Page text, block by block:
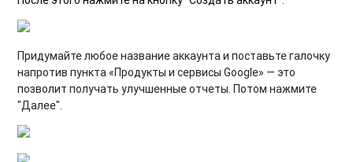
Придумайте любое название аккаунта и поставьте галочку
напротив пункта «Продукты и сервисы Google» — это
позволит получать улучшенные отчеты. Потом нажмите
"Далее".